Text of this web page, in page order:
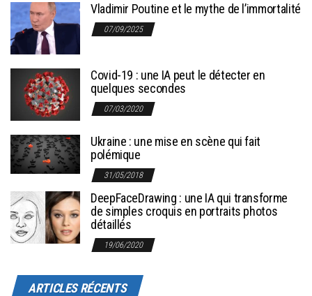
Vladimir Poutine et le mythe de l’immortalité
07/09/2025
Covid-19 : une IA peut le détecter en
quelques secondes
07/03/2020
Ukraine : une mise en scène qui fait
polémique
31/05/2018
DeepFaceDrawing : une IA qui transforme
de simples croquis en portraits photos
détaillés
19/06/2020
ARTICLES RÉCENTS